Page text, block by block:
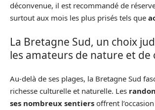
déconvenue, il est recommandé de
surtout aux mois les plus prisés tels que
La Bretagne Sud, un choix
les amateurs de nature et de
Au-delà de ses plages, la Bretagne Sud
richesse culturelle et naturelle. Les
ses nombreux sentiers offrent